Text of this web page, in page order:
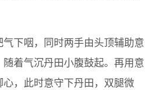
下咽，同时两手由头顶辅助意
着气沉丹田小腹鼓起。再用意
，此时意守下丹田，双腿微